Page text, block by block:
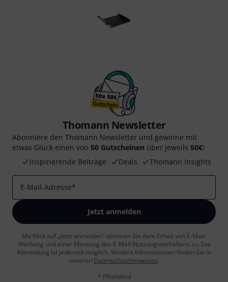
Thomann Newsletter
Abonniere den Thomann Newsletter und gewinne mit
etwas Glück einen von 50 Gutscheinen über jeweils 50€!
Inspirierende Beiträge
Deals Thomann Insights
E-Mail-Adresse*
Jetzt anmelden
Mit Klick auf „Jetzt anmelden“ stimmen Sie dem Erhalt von E-Mail-
Werbung und einer Messung des E-Mail-Nutzungsverhaltens zu. Die
Abmeldung ist jederzeit möglich. Weitere Informationen finden Sie in
unseren Datenschutzhinweisen.
* Pflichtfeld